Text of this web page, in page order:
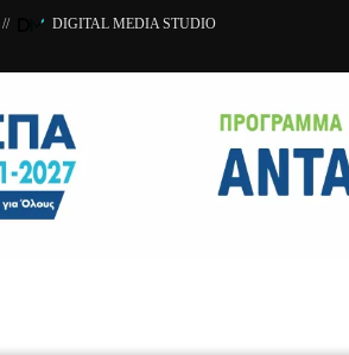
// DIGITAL MEDIA STUDIO